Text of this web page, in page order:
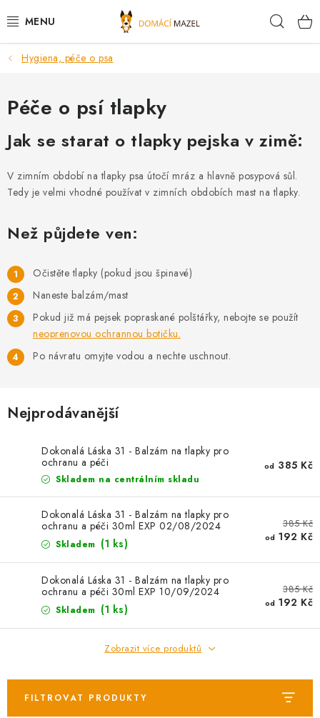
na
DOPORUČUJEME
VÝPRODEJ SKLADU
PSI
KOČKY
PRO CHOVATELE
NOVINKY
AKCE
OSTATNÍ
DOPRAVA PO OSTRAVĚ, HLUČÍNĚ A OKOLÍ
Kontakt Možnosti dopravy
Hodnocení obchodu
Obchodní podmínky
Zásady zpracování osobních údajů
Hygiena, péče o psa
Péče o psí tlapky
Jak se starat o tlapky pejska v zimě:
V zimním období na tlapky psa útočí mráz a hlavně posypová sůl.
Tedy je velmi vhodné používat v zimních obdobích mast na tlapky.
Než půjdete ven:
Očistěte tlapky (pokud jsou špinavé)
Naneste balzám/mast
Pokud již má pejsek popraskané polštářky, nebojte se použít
neoprenovou ochrannou botičku.
Po návratu omyjte vodou a nechte uschnout.
Nejprodávanější
Dokonalá Láska 31 - Balzám na tlapky pro
ochranu a péči
Skladem na centrálním skladu
od 385 Kč
Dokonalá Láska 31 - Balzám na tlapky pro
ochranu a péči 30ml EXP 02/08/2024
Skladem (1 ks)
385 Kč
od 192 Kč
Dokonalá Láska 31 - Balzám na tlapky pro
ochranu a péči 30ml EXP 10/09/2024
Skladem (1 ks)
385 Kč
od 192 Kč
Zobrazit více produktů
FILTROVAT PRODUKTY